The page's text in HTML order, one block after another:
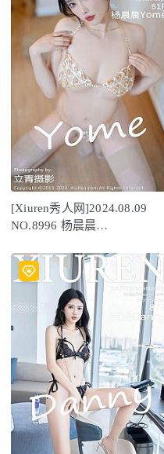
[Xiuren秀人网]2024.08.09
NO.8996 杨晨晨